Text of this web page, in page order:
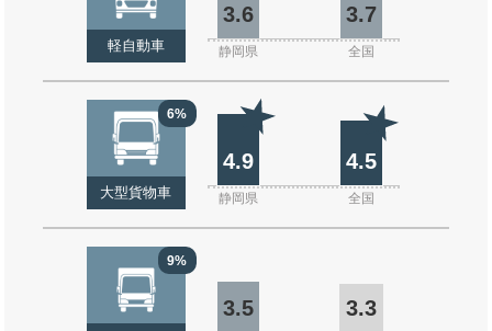
軽自動車
3.6 3.7
静岡県 全国
6%
大型貨物車
4.9 4.5
静岡県 全国
9%
3.5 3.3